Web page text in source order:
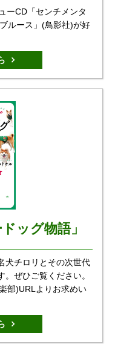
ーCD「センチメンタ
ルース」(鳥影社)が好
ッグ物語」
犬チロリとその次世代
ぜひご覧ください。
部)URLよりお求めい